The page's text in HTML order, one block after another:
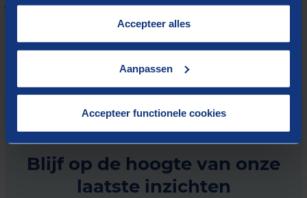
cookies op onze website treft u in onze
Accepteer alles
Aanpassen
Accepteer functionele cookies
VOER HET GESPREK OVER DE SOCIALE
ENERGIETRANSITIE! (PDF)
Blijf op de hoogte van onze
laatste inzichten